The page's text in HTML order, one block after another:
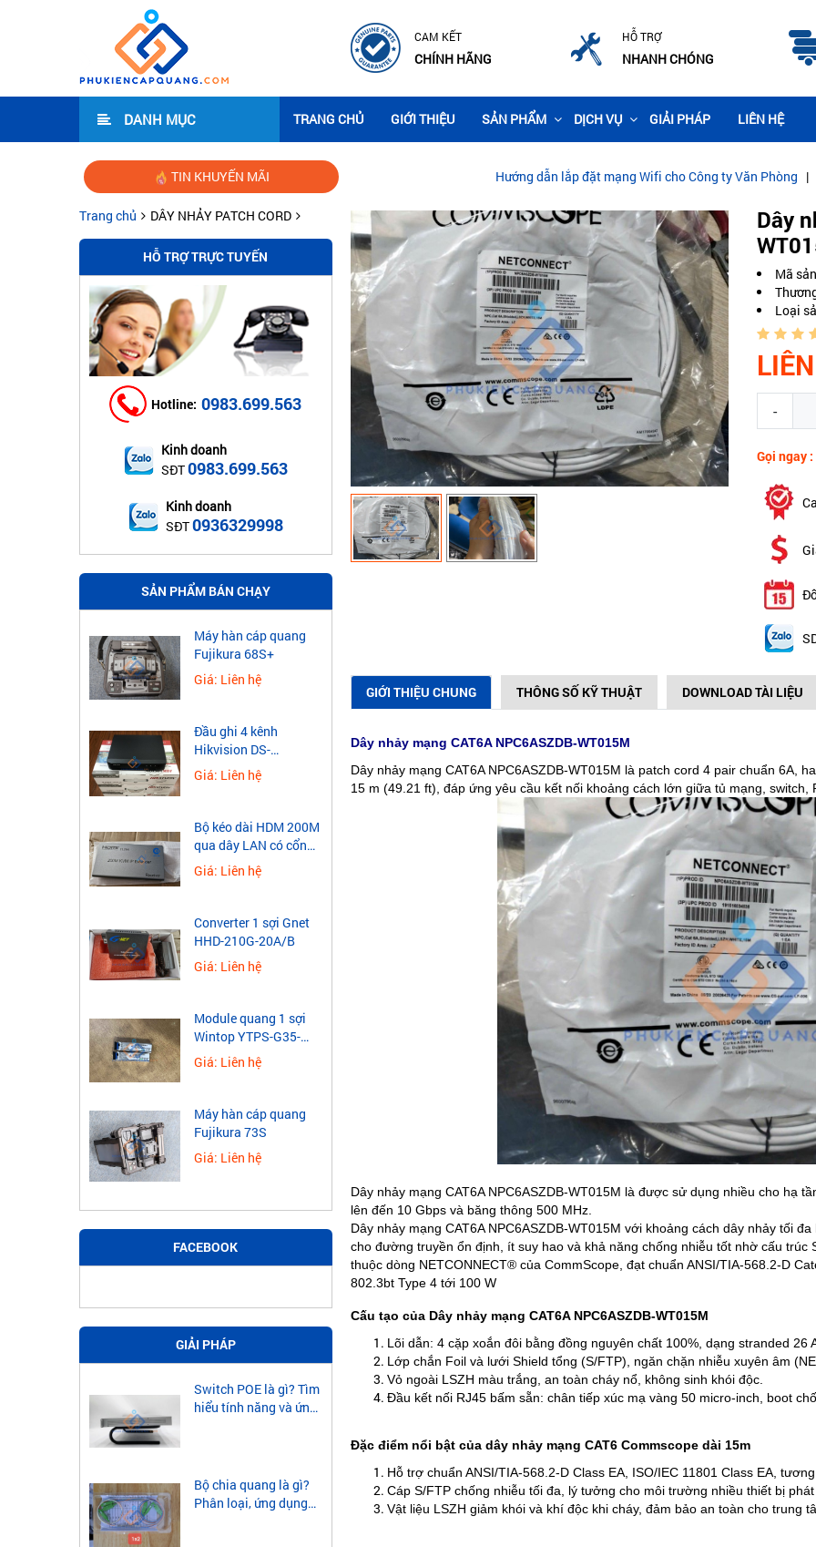
CAM KẾT
CHÍNH HÃNG
HỖ TRỢ
NHANH CHÓNG
DANH MỤC TRANG CHỦ GIỚI THIỆU SẢN PHẨM DỊCH VỤ GIẢI PHÁP LIÊN HỆ
TIN KHUYẾN MÃI Hướng dẫn lắp đặt mạng Wifi cho Công ty Văn Phòng|Thi công
Trang chủ DÂY NHẢY PATCH CORD
HỖ TRỢ TRỰC TUYẾN
Hotline: 0983.699.563
Kinh doanh
SĐT0983.699.563
Kinh doanh
SĐT0936329998
SẢN PHẨM BÁN CHẠY
Máy hàn cáp quang
Fujikura 68S+
Giá: Liên hệ
Đầu ghi 4 kênh
Hikvision DS-
7604NXI-K1
Giá: Liên hệ
​Bộ kéo dài HDM 200M
qua dây LAN có cổng
USB
Giá: Liên hệ
Converter 1 sợi Gnet
HHD-210G-20A/B
Giá: Liên hệ
Module quang 1 sợi
Wintop YTPS-G35-
40LD 1.25G
Giá: Liên hệ
Máy hàn cáp quang
Fujikura 73S
Giá: Liên hệ
FACEBOOK
GIẢI PHÁP
Switch POE là gì? Tìm
hiểu tính năng và ứng
Bộ chia quang là gì?
Phân loại, ứng dụng
Dây
Mã
Loại
-
Gọi ngay
GIỚI THIỆU CHUNG THÔNG SỐ KỸ THUẬT DOWNLOAD TÀI LIỆU
Dây nhảy mạng CAT6A NPC6ASZDB-WT015M
Dây nhảy mạng CAT6A NPC6ASZDB-WT015M là patch cord 4 pair chuẩn 6A,
15 m (49.21 ft), đáp ứng yêu cầu kết nối khoảng cách lớn giữa tủ mạng, switch,
Dây nhảy mạng CAT6A NPC6ASZDB-WT015M là được sử dụng nhiều cho hạ
lên đến 10 Gbps và băng thông 500 MHz.
Dây nhảy mạng CAT6A NPC6ASZDB-WT015M với khoảng cách dây nhảy tối
cho đường truyền ổn định, ít suy hao và khả năng chống nhiễu tốt nhờ cấu trúc
thuộc dòng NETCONNECT® của CommScope, đạt chuẩn ANSI/TIA-568.2-D
802.3bt Type 4 tới 100 W
Cấu tạo của Dây nhảy mạng CAT6A NPC6ASZDB-WT015M
Lõi dẫn: 4 cặp xoắn đôi bằng đồng nguyên chất 100%, dạng stranded 26
Lớp chắn Foil và lưới Shield tổng (S/FTP), ngăn chặn nhiễu xuyên âm
Vỏ ngoài LSZH màu trắng, an toàn cháy nổ, không sinh khói độc.
Đầu kết nối RJ45 bấm sẵn: chân tiếp xúc mạ vàng 50 micro-inch, boot
Đặc điểm nổi bật của dây nhảy mạng CAT6 Commscope dài 15m
Hỗ trợ chuẩn ANSI/TIA-568.2-D Class EA, ISO/IEC 11801 Class EA,
Cáp S/FTP chống nhiễu tối đa, lý tưởng cho môi trường nhiều thiết bị
Vật liệu LSZH giảm khói và khí độc khi cháy, đảm bảo an toàn cho trung